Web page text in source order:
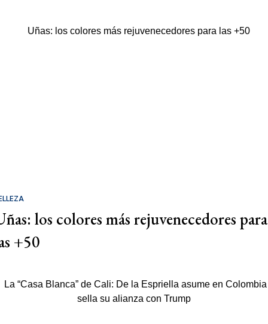
los colores más rejuvenecedores para
+50